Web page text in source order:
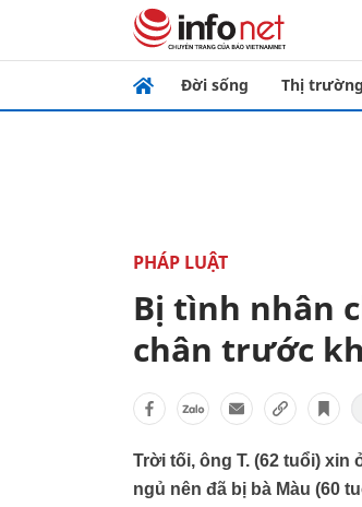
Đời sống Thị trường
PHÁP LUẬT
Bị tình nhân
chân trước
Trời tối, ông T. (62 tuổi)
ngủ nên đã bị bà Màu (60